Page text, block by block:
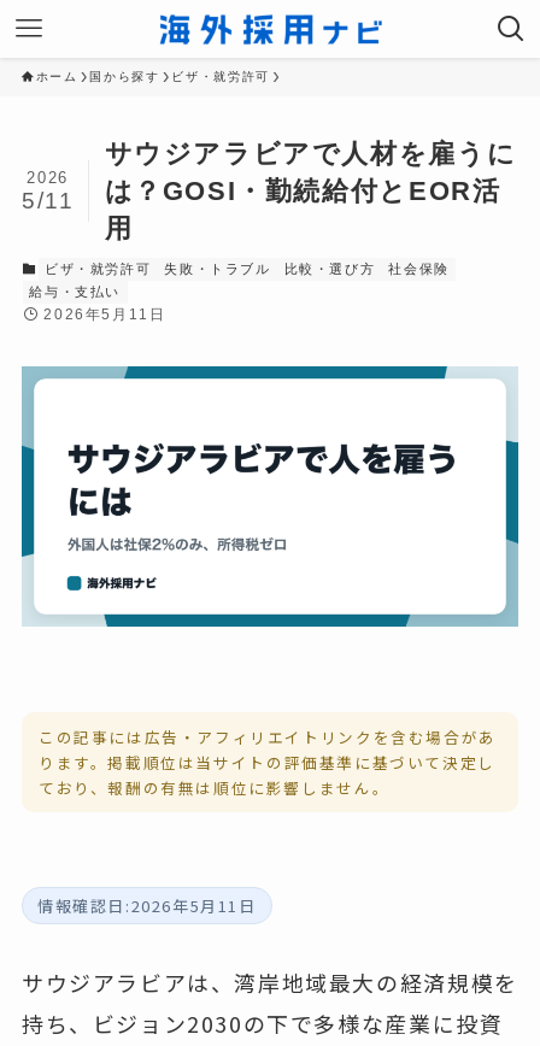
ホーム 国から探す ビザ・就労許可
サウジアラビアで人材を雇うに
は？GOSI・勤続給付とEOR活
用
2026
5/11
ビザ・就労許可 失敗・トラブル 比較・選び方
社会保険
給与・支払い
2026年5月11日
この記事には広告・アフィリエイトリンクを含む場合があ
ります。掲載順位は当サイトの 評価基準 に基づいて決定し
ており、報酬の有無は順位に影響しません。
情報確認日:2026年5月11日
サウジアラビアは、湾岸地域最大の経済規模を
持ち、ビジョン2030の下で多様な産業に投資